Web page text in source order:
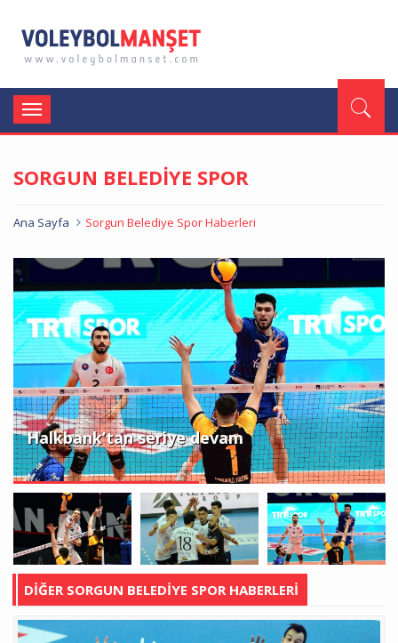
Toggle
navigation
SORGUN BELEDİYE SPOR
Ana Sayfa Sorgun Belediye Spor Haberleri
Halkbank’tan seriye devam
DİĞER SORGUN BELEDİYE SPOR HABERLERİ